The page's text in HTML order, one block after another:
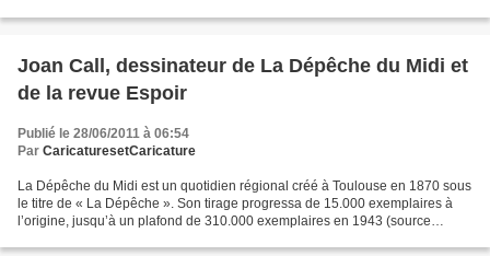
Joan Call, dessinateur de La Dépêche du Midi et
de la revue Espoir
Publié le 28/06/2011 à 06:54
Par CaricaturesetCaricature
La Dépêche du Midi est un quotidien régional créé à Toulouse en 1870 sous
le titre de « La Dépêche ». Son tirage progressa de 15.000 exemplaires à
l’origine, jusqu’à un plafond de 310.000 exemplaires en 1943 (source